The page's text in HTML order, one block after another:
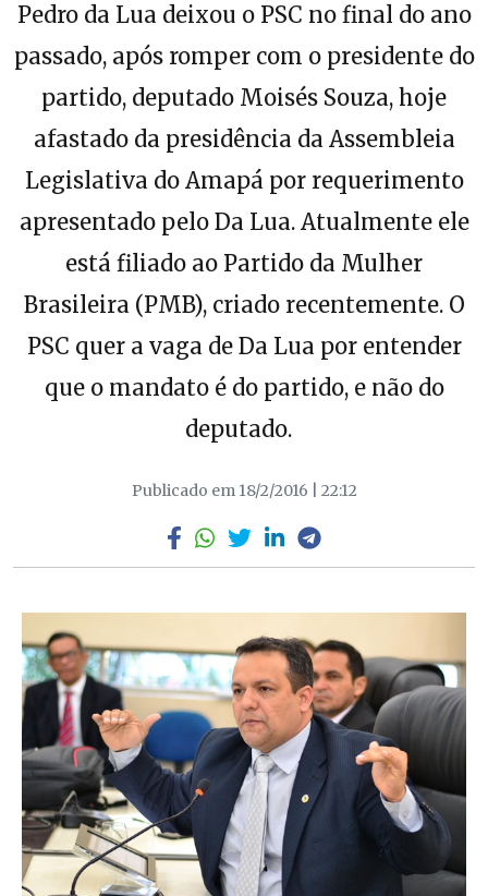
Pedro da Lua deixou o PSC no final do ano
passado, após romper com o presidente do
partido, deputado Moisés Souza, hoje
afastado da presidência da Assembleia
Legislativa do Amapá por requerimento
apresentado pelo Da Lua. Atualmente ele
está filiado ao Partido da Mulher
Brasileira (PMB), criado recentemente. O
PSC quer a vaga de Da Lua por entender
que o mandato é do partido, e não do
deputado.
Publicado em 18/2/2016 | 22:12